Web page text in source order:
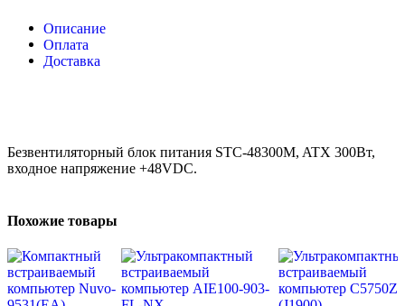
Описание
Оплата
Доставка
Безвентиляторный блок питания STC-48300M, ATX 300Вт,
входное напряжение +48VDC.
Похожие товары